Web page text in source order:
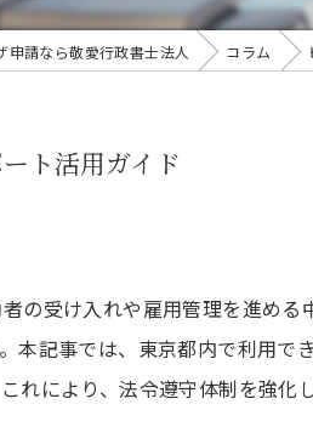
申請なら敬愛行政書士法人 コラム
ト活用ガイド
の受け入れや雇用管理を進め
本記事では、東京都内で利用
により、法令遵守体制を強